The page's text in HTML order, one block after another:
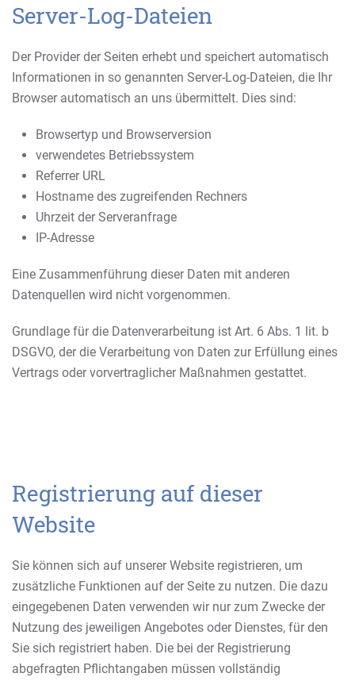
Server-Log-Dateien
Der Provider der Seiten erhebt und speichert automatisch
Informationen in so genannten Server-Log-Dateien, die Ihr
Browser automatisch an uns übermittelt. Dies sind:
Browsertyp und Browserversion
verwendetes Betriebssystem
Referrer URL
Hostname des zugreifenden Rechners
Uhrzeit der Serveranfrage
IP-Adresse
Eine Zusammenführung dieser Daten mit anderen
Datenquellen wird nicht vorgenommen.
Grundlage für die Datenverarbeitung ist Art. 6 Abs. 1 lit. b
DSGVO, der die Verarbeitung von Daten zur Erfüllung eines
Vertrags oder vorvertraglicher Maßnahmen gestattet.
Registrierung auf dieser
Website
Sie können sich auf unserer Website registrieren, um
zusätzliche Funktionen auf der Seite zu nutzen. Die dazu
eingegebenen Daten verwenden wir nur zum Zwecke der
Nutzung des jeweiligen Angebotes oder Dienstes, für den
Sie sich registriert haben. Die bei der Registrierung
abgefragten Pflichtangaben müssen vollständig